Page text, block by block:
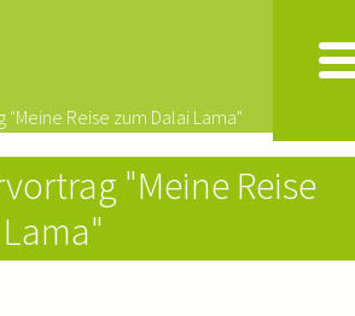
"Meine Reise